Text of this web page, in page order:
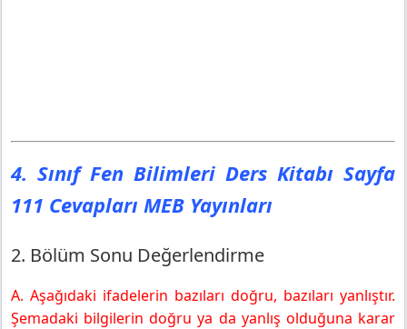
4. Sınıf Fen Bilimleri Ders Kitabı Sayfa
111 Cevapları MEB Yayınları
2. Bölüm Sonu Değerlendirme
A. Aşağıdaki ifadelerin bazıları doğru, bazıları yanlıştır.
Şemadaki bilgilerin doğru ya da yanlış olduğuna karar